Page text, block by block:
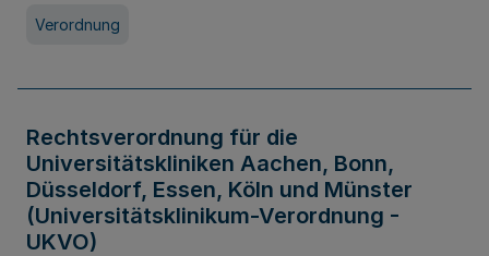
Verordnung
Rechtsverordnung für die
Universitätskliniken Aachen, Bonn,
Düsseldorf, Essen, Köln und Münster
(Universitätsklinikum-Verordnung -
UKVO)